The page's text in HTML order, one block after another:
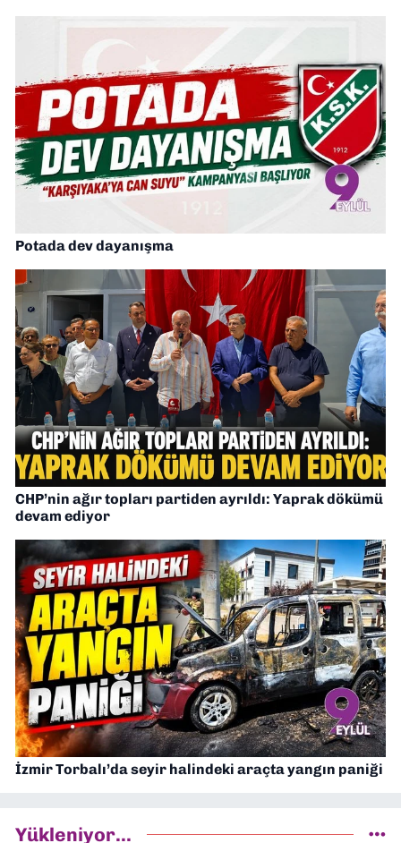
Potada dev dayanışma
CHP’nin ağır topları partiden ayrıldı: Yaprak dökümü
devam ediyor
İzmir Torbalı’da seyir halindeki araçta yangın paniği
Yükleniyor...